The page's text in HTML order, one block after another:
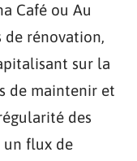
Café ou Au
de rénovation,
sur la
de maintenir et
des
un flux de